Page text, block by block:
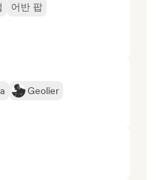
어반 팝
Geolier